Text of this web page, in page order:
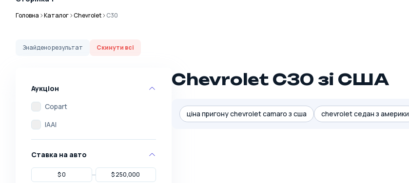
Головна Каталог Chevrolet C30
Знайденорезультат Скинути всі
Аукціон
Copart
IAAI
Ставка на авто
Chevrolet C30 зі США
ціна пригону chevrolet camaro з сша chevrolet седан з америки